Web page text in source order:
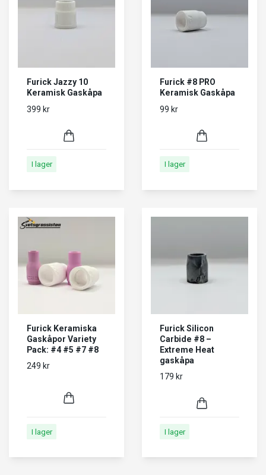
Furick Jazzy 10
Keramisk Gaskåpa
399 kr
I lager
Furick #8 PRO
Keramisk Gaskåpa
99 kr
I lager
Furick Keramiska
Gaskåpor Variety
Pack: #4 #5 #7 #8
249 kr
I lager
Furick Silicon
Carbide #8 –
Extreme Heat
gaskåpa
179 kr
I lager